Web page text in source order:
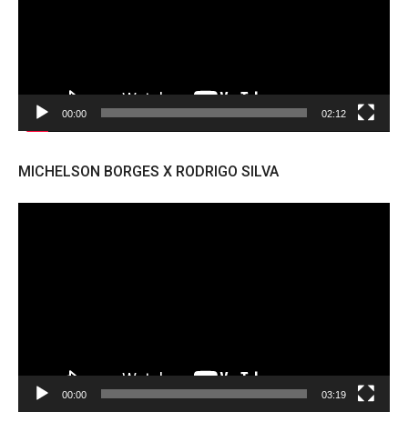
00:00 02:12
MICHELSON BORGES X RODRIGO SILVA
00:00 03:19